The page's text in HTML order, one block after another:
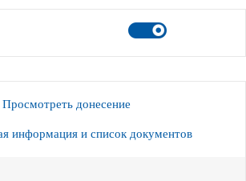
Просмотреть донесение
информация и список документов